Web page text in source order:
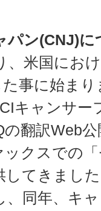
パン(CNJ)に
、米国にお
事に始ま
キャンサー
の翻訳Web
クスでの
てきまし
、同年、キ